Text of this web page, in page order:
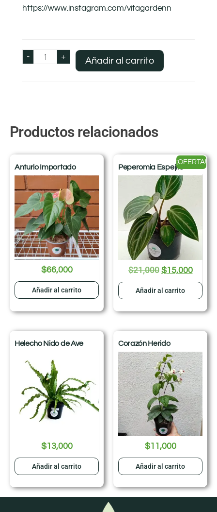
https://www.instagram.com/vitagardenn
- + Añadir al carrito
Productos relacionados
Anturio Importado
$66,000
Añadir al carrito
Peperomia Espejito
¡OFERTA!
$21,000 $15,000
Añadir al carrito
Helecho Nido de Ave
$13,000
Añadir al carrito
Corazón Herido
$11,000
Añadir al carrito